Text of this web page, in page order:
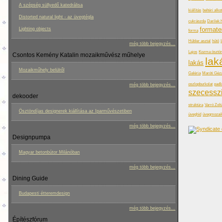
A szépség süllyedő katedrálisa
Distorted natural light - az üvegtégla
Lighting objects
még több bejegyzés...
Csontos Kemény Katalin mozaikművész műhelye
Mozaikműhely belülről
még több bejegyzés...
dekooder
Ösztöndíjas designerek kiállítása az Iparművészetiben
még több bejegyzés...
Designpumpa
Magyar betonbútor Milánóban
még több bejegyzés...
Dining Guide
Budapesti étteremdesign
még több bejegyzés...
Építészfórum
kiállítás beltéri
cukrászda Darilek
forma
Hübler asztal hűtő
Lajos Kozma
lakás
Galéria Maróti
oszlopburkolat
struktúra Varró
üveghíd